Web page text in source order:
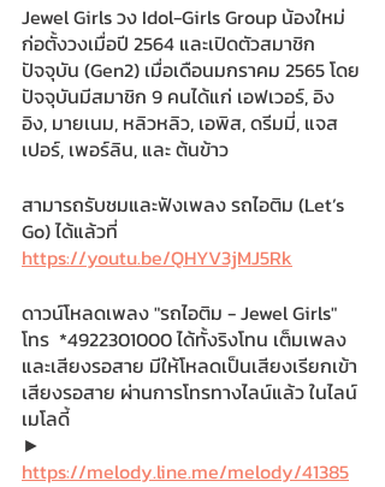
Jewel Girls วง Idol-Girls Group น้องใหม่
ก่อตั้งวงเมื่อปี 2564 และเปิดตัวสมาชิก
ปัจจุบัน (Gen2) เมื่อเดือนมกราคม 2565 โดย
ปัจจุบันมีสมาชิก 9 คนได้แก่ เอฟเวอร์, อิง
อิง, มายเนม, หลิวหลิว, เอพิส, ดรีมมี่, แจส
เปอร์, เพอร์ลิน, และ ต้นข้าว
สามารถรับชมและฟังเพลง รถไอติม (Let’s
Go) ได้แล้วที่
https://youtu.be/QHYV3jMJ5Rk
ดาวน์โหลดเพลง "รถไอติม - Jewel Girls"
โทร  *4922301000 ได้ทั้งริงโทน เต็มเพลง
และเสียงรอสาย มีให้โหลดเป็นเสียงเรียกเข้า
เสียงรอสาย ผ่านการโทรทางไลน์แล้ว ในไลน์
เมโลดี้
►
https://melody.line.me/melody/41385